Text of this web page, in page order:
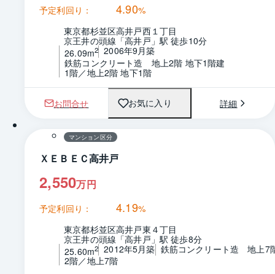
予定利回り： 4.90%
東京都杉並区高井戸西１丁目
京王井の頭線「高井戸」駅 徒歩10分
26.09m2 2006年9月築
鉄筋コンクリート造　地上2階 地下1階建
1階／地上2階 地下1階
お問合せ お気に入り 詳細
1 / 0 間取り
マンション区分
ＸＥＢＥＣ高井戸
2,550万円
予定利回り： 4.19%
東京都杉並区高井戸東４丁目
京王井の頭線「高井戸」駅 徒歩8分
25.60m2 2012年5月築 鉄筋コンクリート造　地上7
2階／地上7階